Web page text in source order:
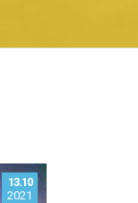
13.10
2021